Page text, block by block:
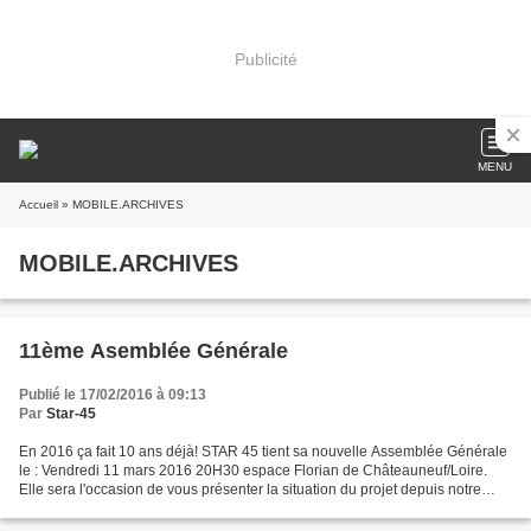
Publicité
MENU
Accueil » MOBILE.ARCHIVES
MOBILE.ARCHIVES
11ème Asemblée Générale
Publié le 17/02/2016 à 09:13
Par Star-45
En 2016 ça fait 10 ans déjà! STAR 45 tient sa nouvelle Assemblée Générale
le : Vendredi 11 mars 2016 20H30 espace Florian de Châteauneuf/Loire.
Elle sera l'occasion de vous présenter la situation du projet depuis notre